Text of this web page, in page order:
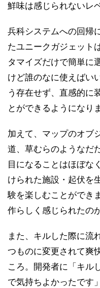
鮮味は感じられないレ
兵科システムへの回帰
たユニークガジェット
タマイズだけで簡単に
けど誰のなに使えばい
う存在せず、直感的に
とができるようになり
加えて、マップのオブ
道、草むらのようなだ
目になることはほぼな
けられた施設・起伏を
験を楽しむことができ
作らしく感じられたの
また、キルした際に流
つものに変更されて爽
ころ。開発者に「キル
で気持ちよかったです